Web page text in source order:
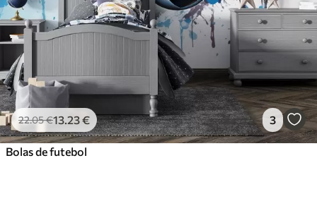
22.05€13 .23€ 3
Bolas de futebol